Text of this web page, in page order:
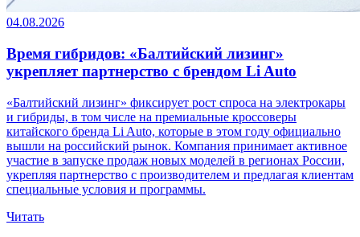
04.08.2026
Время гибридов: «Балтийский лизинг»
укрепляет партнерство с брендом Li Auto
«Балтийский лизинг» фиксирует рост спроса на электрокары
и гибриды, в том числе на премиальные кроссоверы
китайского бренда Li Auto, которые в этом году официально
вышли на российский рынок. Компания принимает активное
участие в запуске продаж новых моделей в регионах России,
укрепляя партнерство с производителем и предлагая клиентам
специальные условия и программы.
Читать